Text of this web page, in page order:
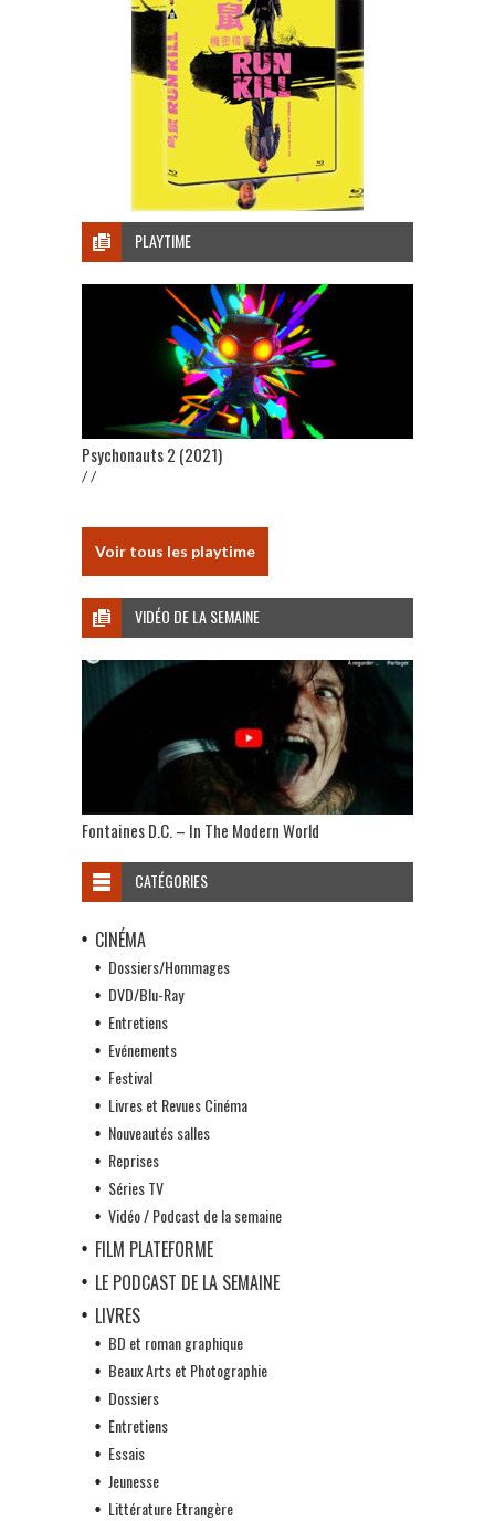
PLAYTIME
Psychonauts 2 (2021)
/ /
Voir tous les playtime
VIDÉO DE LA SEMAINE
Fontaines D.C. – In The Modern World
CATÉGORIES
CINÉMA
Dossiers/Hommages
DVD/Blu-Ray
Entretiens
Evénements
Festival
Livres et Revues Cinéma
Nouveautés salles
Reprises
Séries TV
Vidéo / Podcast de la semaine
FILM PLATEFORME
LE PODCAST DE LA SEMAINE
LIVRES
BD et roman graphique
Beaux Arts et Photographie
Dossiers
Entretiens
Essais
Jeunesse
Littérature Etrangère